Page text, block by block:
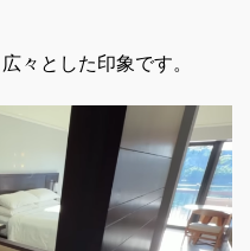
々とした印象です。